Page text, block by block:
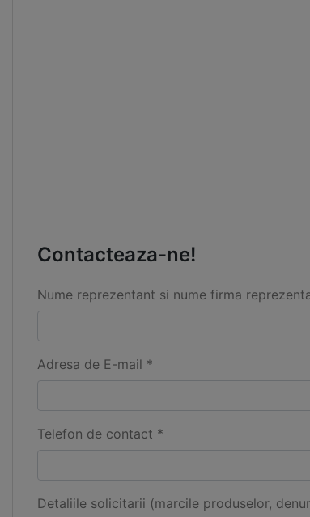
Contacteaza-ne!
Nume reprezentant si nume firma
Adresa de E-mail *
Telefon de contact *
Detaliile solicitarii (marcile produselor,